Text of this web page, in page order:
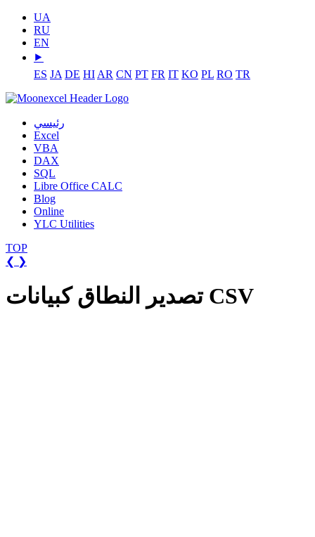
UA
RU
EN
⯈
ES JA DE HI AR CN PT FR IT KO PL RO TR
رئيسي
Excel
VBA
DAX
SQL
Libre Office CALC
Blog
Online
YLC Utilities
TOP
❮ ❯
تصدير النطاق كبيانات CSV